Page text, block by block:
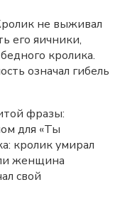
не выживал
его яичники,
кролика.
означал гибель
фразы:
для «Ты
кролик умирал
женщина
свой